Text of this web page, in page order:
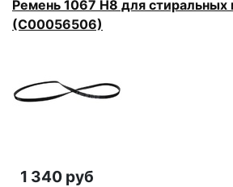
Ремень 1067 H8 для стиральных
(C00056506)
1 340 руб